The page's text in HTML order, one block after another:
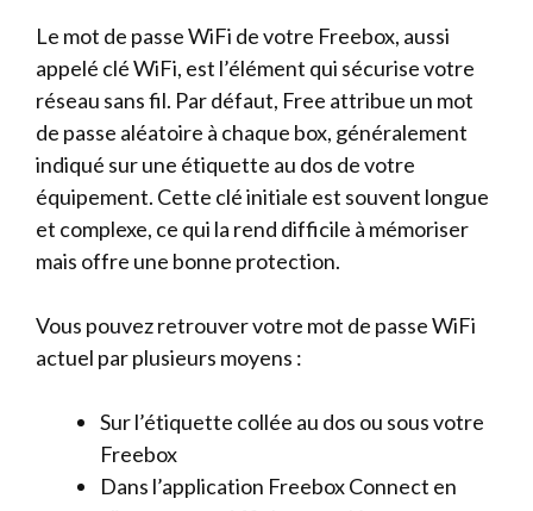
Le mot de passe WiFi de votre Freebox, aussi
appelé clé WiFi, est l’élément qui sécurise votre
réseau sans fil. Par défaut, Free attribue un mot
de passe aléatoire à chaque box, généralement
indiqué sur une étiquette au dos de votre
équipement. Cette clé initiale est souvent longue
et complexe, ce qui la rend difficile à mémoriser
mais offre une bonne protection.
Vous pouvez retrouver votre mot de passe WiFi
actuel par plusieurs moyens :
Sur l’étiquette collée au dos ou sous votre
Freebox
Dans l’application Freebox Connect en